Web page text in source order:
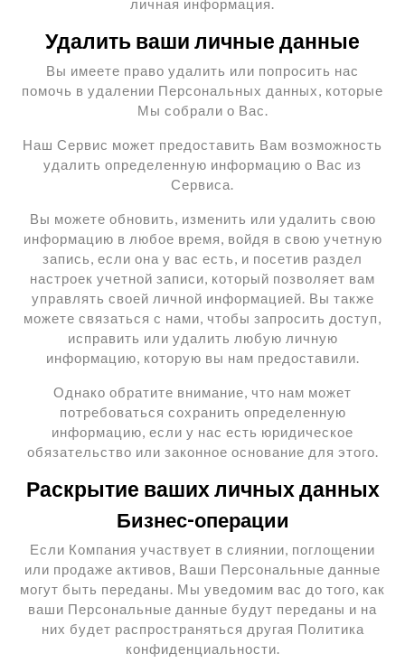
личная информация.
Удалить ваши личные данные
Вы имеете право удалить или попросить нас
помочь в удалении Персональных данных, которые
Мы собрали о Вас.
Наш Сервис может предоставить Вам возможность
удалить определенную информацию о Вас из
Сервиса.
Вы можете обновить, изменить или удалить свою
информацию в любое время, войдя в свою учетную
запись, если она у вас есть, и посетив раздел
настроек учетной записи, который позволяет вам
управлять своей личной информацией. Вы также
можете связаться с нами, чтобы запросить доступ,
исправить или удалить любую личную
информацию, которую вы нам предоставили.
Однако обратите внимание, что нам может
потребоваться сохранить определенную
информацию, если у нас есть юридическое
обязательство или законное основание для этого.
Раскрытие ваших личных данных
Бизнес-операции
Если Компания участвует в слиянии, поглощении
или продаже активов, Ваши Персональные данные
могут быть переданы. Мы уведомим вас до того, как
ваши Персональные данные будут переданы и на
них будет распространяться другая Политика
конфиденциальности.